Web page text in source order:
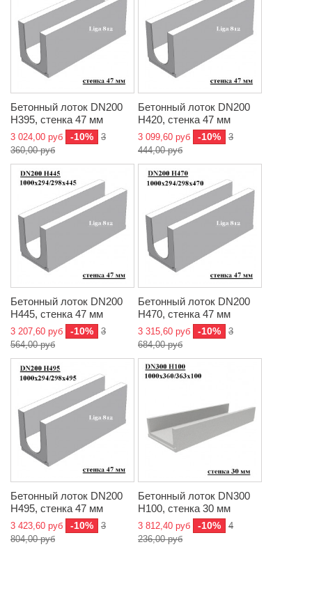
Бетонный лоток DN200
H395, стенка 47 мм
3 024,00 руб -10%
3
360,00 руб
Бетонный лоток DN200
H420, стенка 47 мм
3 099,60 руб -10%
3
444,00 руб
Бетонный лоток DN200
H445, стенка 47 мм
3 207,60 руб -10%
3
564,00 руб
Бетонный лоток DN200
H470, стенка 47 мм
3 315,60 руб -10%
3
684,00 руб
Бетонный лоток DN200
H495, стенка 47 мм
3 423,60 руб -10%
3
804,00 руб
Бетонный лоток DN300
H100, стенка 30 мм
3 812,40 руб -10%
4
236,00 руб